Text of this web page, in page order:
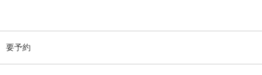
要予約